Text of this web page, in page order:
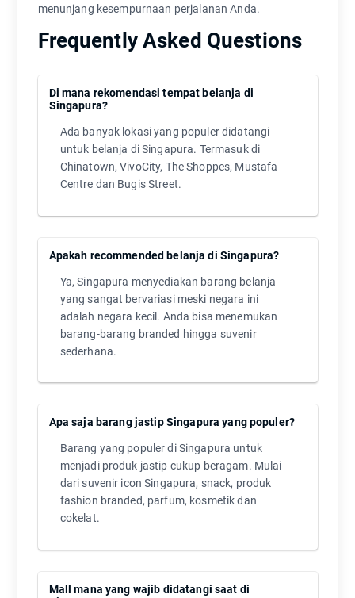
menunjang kesempurnaan perjalanan Anda.
Frequently Asked Questions
Di mana rekomendasi tempat belanja di
Singapura?
Ada banyak lokasi yang populer didatangi
untuk belanja di Singapura. Termasuk di
Chinatown, VivoCity, The Shoppes, Mustafa
Centre dan Bugis Street.
Apakah recommended belanja di Singapura?
Ya, Singapura menyediakan barang belanja
yang sangat bervariasi meski negara ini
adalah negara kecil. Anda bisa menemukan
barang-barang branded hingga suvenir
sederhana.
Apa saja barang jastip Singapura yang populer?
Barang yang populer di Singapura untuk
menjadi produk jastip cukup beragam. Mulai
dari suvenir icon Singapura, snack, produk
fashion branded, parfum, kosmetik dan
cokelat.
Mall mana yang wajib didatangi saat di